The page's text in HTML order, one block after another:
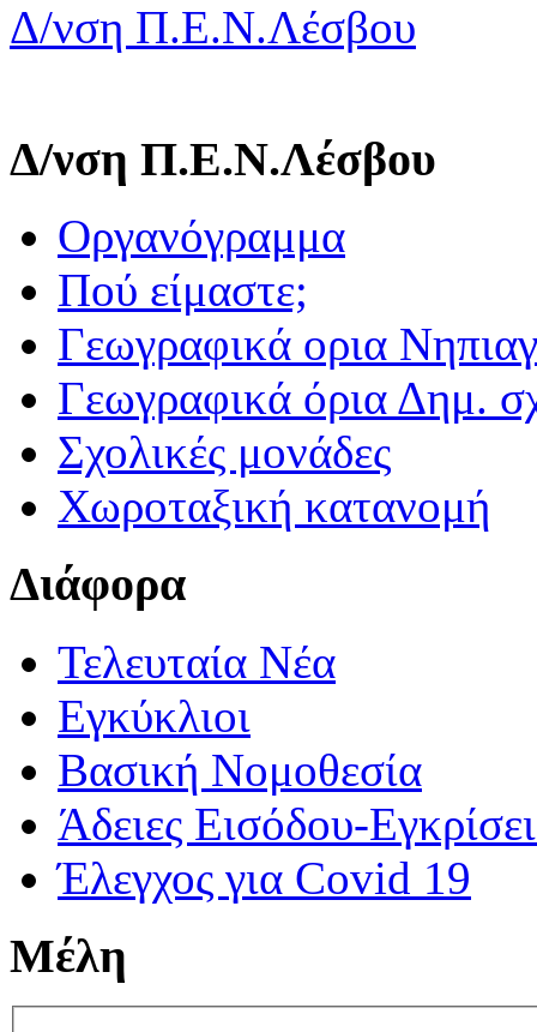
Δ/νση Π.Ε.Ν.Λέσβου
Δ/νση Π.Ε.Ν.Λέσβου
Οργανόγραμμα
Πού είμαστε;
Γεωγραφικά ορια
Γεωγραφικά όρια Δημ.
Σχολικές μονάδες
Χωροταξική κατανομή
Διάφορα
Τελευταία Νέα
Εγκύκλιοι
Βασική Νομοθεσία
Άδειες Εισόδου-
Έλεγχος για Covid 19
Μέλη